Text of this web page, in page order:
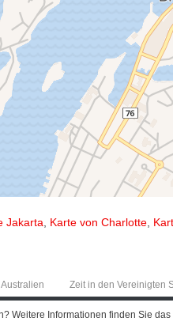
Jakarta Karte von Charlotte
Zeit in den Vereinigten
Weitere Informationen finden Sie